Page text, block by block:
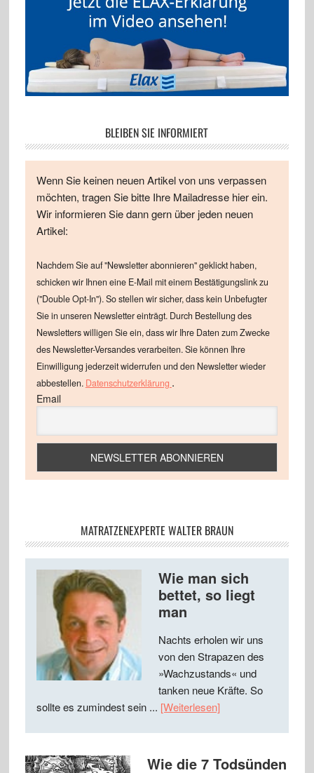
BLEIBEN SIE INFORMIERT
Wenn Sie keinen neuen Artikel von uns verpassen
möchten, tragen Sie bitte Ihre Mailadresse hier ein.
Wir informieren Sie dann gern über jeden neuen
Artikel:
Nachdem Sie auf "Newsletter abonnieren" geklickt haben,
schicken wir Ihnen eine E-Mail mit einem Bestätigungslink zu
("Double Opt-In"). So stellen wir sicher, dass kein Unbefugter
Sie in unseren Newsletter einträgt. Durch Bestellung des
Newsletters willigen Sie ein, dass wir Ihre Daten zum Zwecke
des Newsletter-Versandes verarbeiten. Sie können Ihre
Einwilligung jederzeit widerrufen und den Newsletter wieder
abbestellen. Datenschutzerklärung .
Email
MATRATZENEXPERTE WALTER BRAUN
Wie man sich
bettet, so liegt
man
Nachts erholen wir uns
von den Strapazen des
»Wachzustands« und
tanken neue Kräfte. So
sollte es zumindest sein ... [Weiterlesen]
Wie die 7 Todsünden